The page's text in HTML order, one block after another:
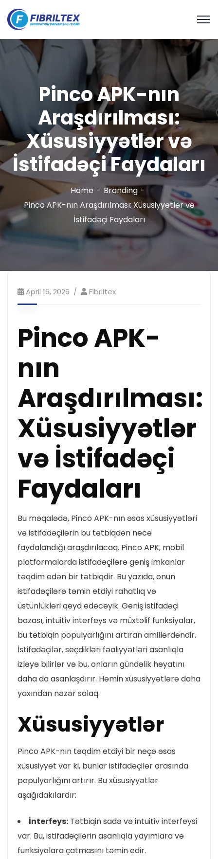
Pinco APK-nın
Araşdırılması:
Xüsusiyyətlər və
İstifadəçi Faydaları
Home
Branding
Pinco APK-nın Araşdırılması: Xüsusiyyətlər və
İstifadəçi Faydaları
April 16, 2026 Fibriltex
Pinco APK-
nın
Araşdırılması:
Xüsusiyyətlər
və İstifadəçi
Faydaları
Bu məqalədə, Pinco APK-nın əsas xüsusiyyətləri
və istifadəçilərin bu tətbiqdən necə
faydalandığı araşdırılacaq. Pinco APK, mobil
platformalarda istifadəçilərə geniş imkanlar
təqdim edən bir tətbiqdir. Bu yazıda, onun
istifadəçilərə təmin etdiyi rahatlıq və
üstünlükləri qeyd edəcəyik. Geniş istifadəçi
bazası, intuitiv interfeys və müxtəlif funksiyalar,
bu tətbiqin populyarlığını artıran amillərdəndir.
İstifadəçilər, seçdikləri fəaliyyətləri asanlıqla
izləyə bilirlər və bu, onların gündəlik həyatını
daha da asanlaşdırır. Həmin xüsusiyyətlərə daha
yaxından nəzər salaq.
Xüsusiyyətlər
Pinco APK-nın təqdim etdiyi bir neçə əsas
xüsusiyyət var ki, bunlar istifadəçilər arasında
populyarlığını artırır. Bu xüsusiyyətlər
aşağıdakılardır:
İnterfeys: Tətbiqin sadə və intuitiv interfeysi
var. Bu, istifadəçilərin asanlıqla yayımlara və
funksiyalara çatmasını təmin edir.